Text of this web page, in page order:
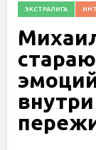
ЭКСТРАЛИГА